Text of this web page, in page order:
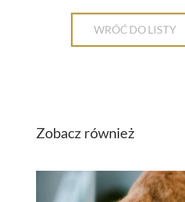
WRÓĆ DO LISTY
Zobacz również